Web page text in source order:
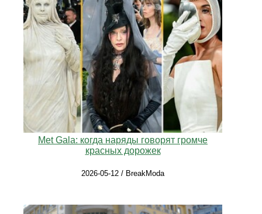
Met Gala: когда наряды говорят громче
красных дорожек
2026-05-12 / BreakModa